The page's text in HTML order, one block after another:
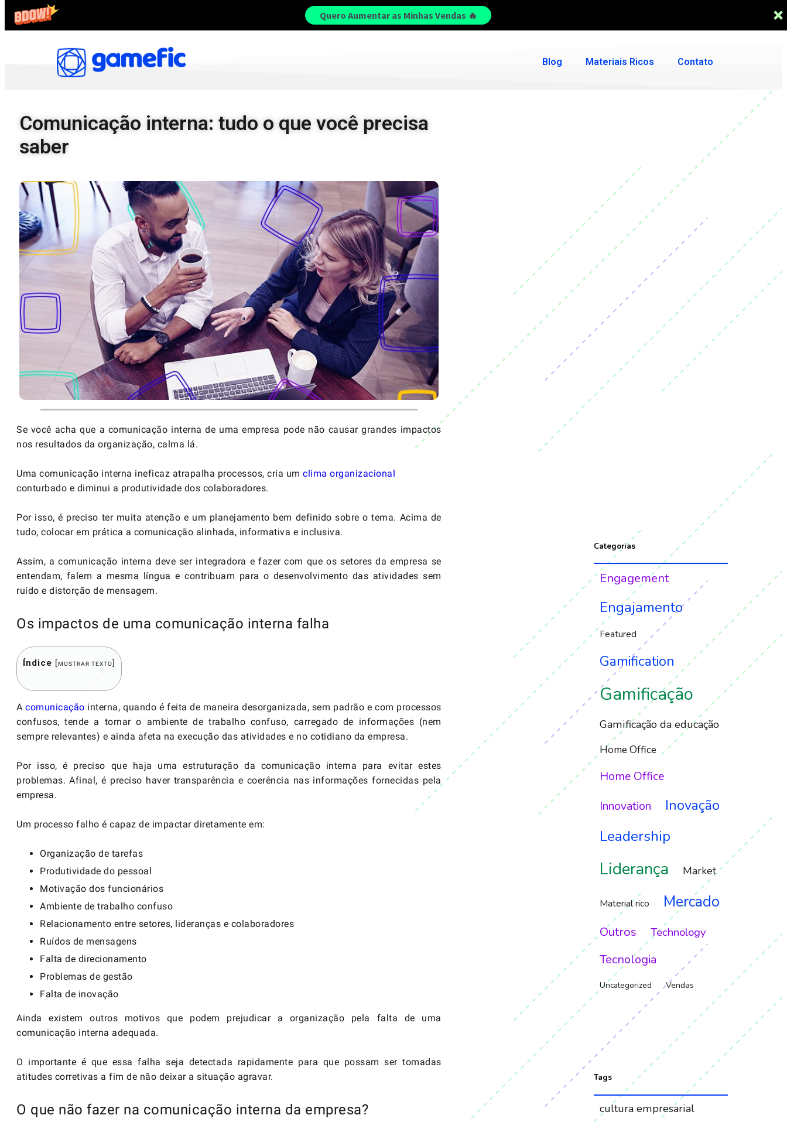
Quero Aumentar as Minhas Vendas 🔥
Blog Materiais Ricos Contato
Comunicação interna: tudo o que você precisa
saber
Se você acha que a comunicação interna de uma empresa pode não causar grandes impactos
nos resultados da organização, calma lá.
Uma comunicação interna ineficaz atrapalha processos, cria um clima organizacional
conturbado e diminui a produtividade dos colaboradores.
Por isso, é preciso ter muita atenção e um planejamento bem definido sobre o tema. Acima de
tudo, colocar em prática a comunicação alinhada, informativa e inclusiva.
Assim, a comunicação interna deve ser integradora e fazer com que os setores da empresa se
entendam, falem a mesma língua e contribuam para o desenvolvimento das atividades sem
ruído e distorção de mensagem.
Os impactos de uma comunicação interna falha
Índice [MOSTRAR TEXTO]
Acomunicação interna, quando é feita de maneira desorganizada, sem padrão e com processos
confusos, tende a tornar o ambiente de trabalho confuso, carregado de informações (nem
sempre relevantes) e ainda afeta na execução das atividades e no cotidiano da empresa.
Por isso, é preciso que haja uma estruturação da comunicação interna para evitar estes
problemas. Afinal, é preciso haver transparência e coerência nas informações fornecidas pela
empresa.
Um processo falho é capaz de impactar diretamente em:
Organização de tarefas
Produtividade do pessoal
Motivação dos funcionários
Ambiente de trabalho confuso
Relacionamento entre setores, lideranças e colaboradores
Ruídos de mensagens
Falta de direcionamento
Problemas de gestão
Falta de inovação
Ainda existem outros motivos que podem prejudicar a organização pela falta de uma
comunicação interna adequada.
O importante é que essa falha seja detectada rapidamente para que possam ser tomadas
atitudes corretivas a fim de não deixar a situação agravar.
O que não fazer na comunicação interna da empresa?
Categorias
Engagement
Engajamento
Featured
Gamification
Gamificação
Gamificação da educação
Home Office
Home Office
Innovation
Inovação
Leadership
Liderança Market
Material rico Mercado
Outros Technology
Tecnologia
Uncategorized Vendas
Tags
cultura empresarial